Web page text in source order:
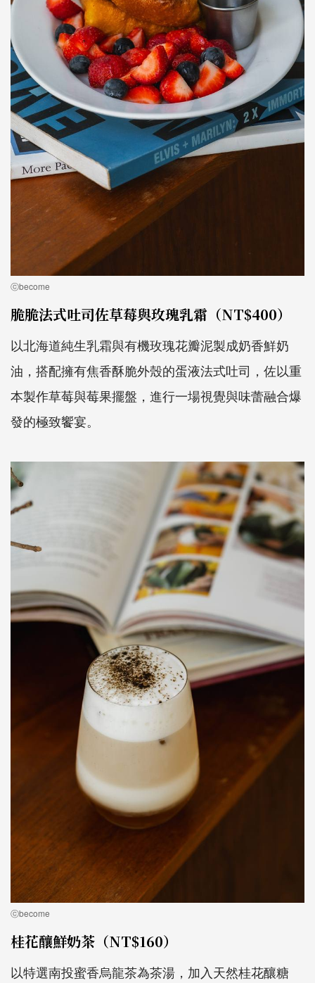
ⓒbecome
脆脆法式吐司佐草莓與玫瑰乳霜（NT$400）
以北海道純生乳霜與有機玫瑰花瓣泥製成奶香鮮奶
油，搭配擁有焦香酥脆外殼的蛋液法式吐司，佐以重
本製作草莓與莓果擺盤，進行一場視覺與味蕾融合爆
發的極致饗宴。
ⓒbecome
桂花釀鮮奶茶（NT$160）
以特選南投蜜香烏龍茶為茶湯，加入天然桂花釀糖